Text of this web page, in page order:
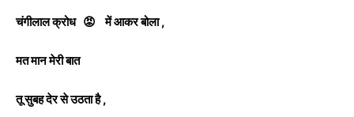
चंगीलाल क्रोध 😡 में आकर बोला ,
मत मान मेरी बात
तू सुबह देर से उठता है ,